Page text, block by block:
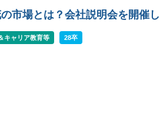
市場とは？会社説明会を開催
キャリア教育等 28卒